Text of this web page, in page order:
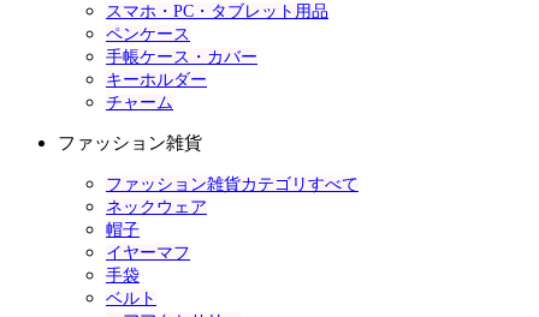
スマホ・PC・タブレット用品
ペンケース
手帳ケース・カバー
キーホルダー
チャーム
ファッション雑貨
ファッション雑貨カテゴリすべて
ネックウェア
帽子
イヤーマフ
手袋
ベルト